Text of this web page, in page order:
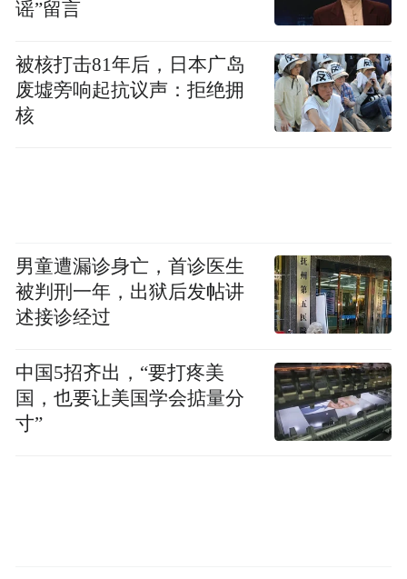
谣”留言
被核打击81年后，日本广岛
废墟旁响起抗议声：拒绝拥
核
男童遭漏诊身亡，首诊医生
被判刑一年，出狱后发帖讲
述接诊经过
中国5招齐出，“要打疼美
国，也要让美国学会掂量分
寸”